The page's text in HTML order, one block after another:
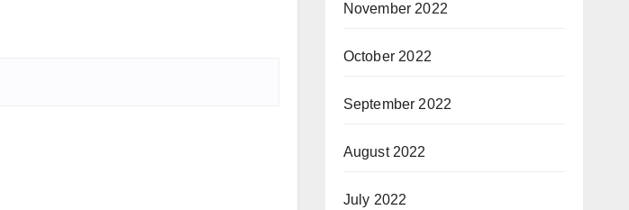
November 2022
October 2022
September 2022
August 2022
July 2022